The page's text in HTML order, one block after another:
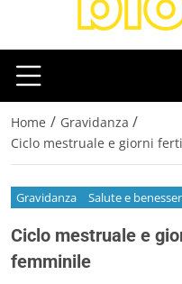
Home / Gravidanza /
Ciclo mestruale e giorni
Gravidanza Salute e
Ciclo mestruale e
femminile